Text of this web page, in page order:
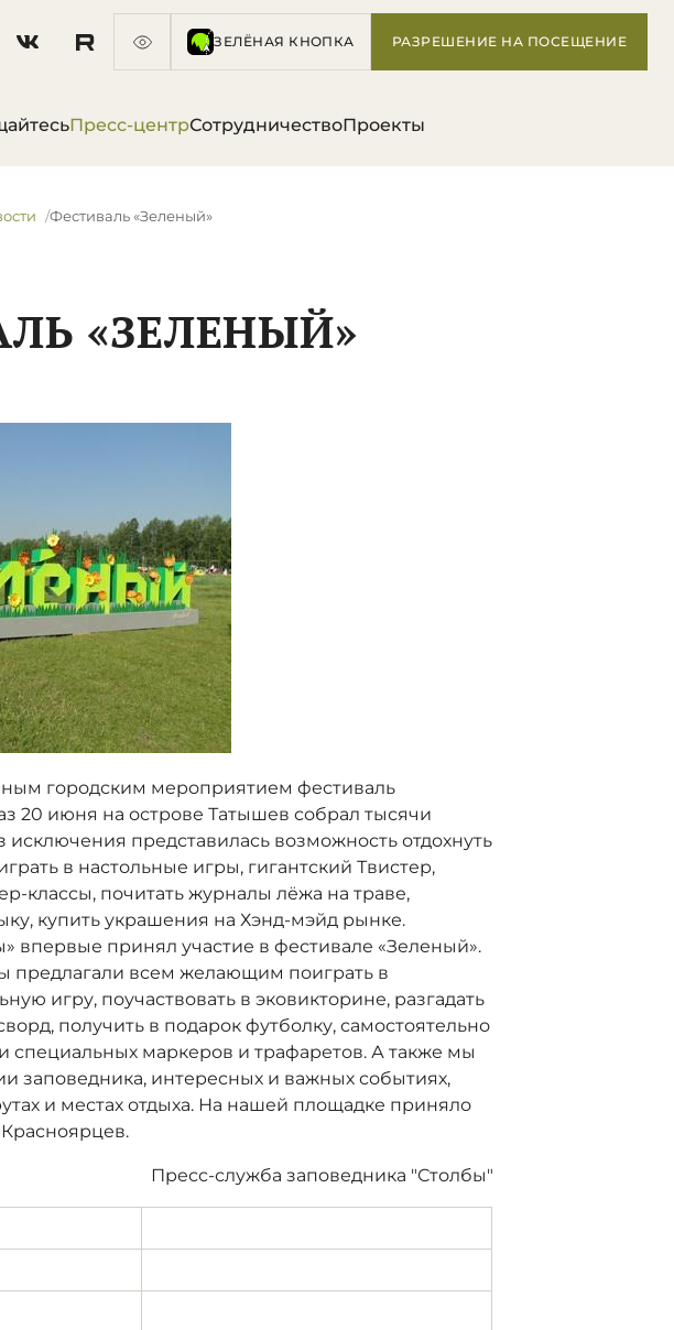
ЗЕЛЁНАЯ КНОПКА РАЗРЕШЕНИЕ НА ПОСЕЩЕНИЕ
Пресс-центрСотрудничествоПроекты
Фестиваль «Зеленый»
«ЗЕЛЕНЫЙ»
городским мероприятием фестиваль
20 июня на острове Татышев собрал тысячи
исключения представилась возможность отдохнуть
в настольные игры, гигантский Твистер,
классы, почитать журналы лёжа на траве,
купить украшения на Хэнд-мэйд рынке.
впервые принял участие в фестивале «Зеленый».
предлагали всем желающим поиграть в
игру, поучаствовать в эковикторине, разгадать
получить в подарок футболку, самостоятельно
специальных маркеров и трафаретов. А также мы
заповедника, интересных и важных событиях,
и местах отдыха. На нашей площадке приняло
Пресс-служба заповедника "Столбы"